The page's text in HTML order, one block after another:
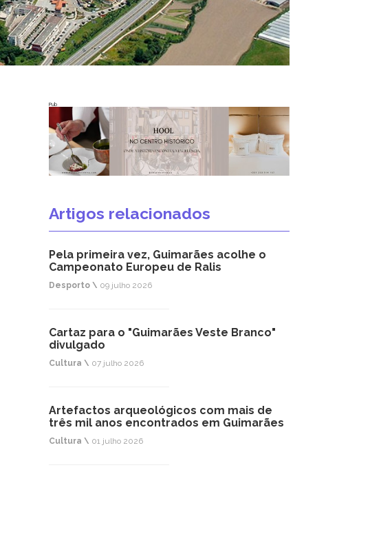
Pub
Artigos relacionados
Pela primeira vez, Guimarães acolhe o
Campeonato Europeu de Ralis
Desporto \ 09 julho 2026
Cartaz para o "Guimarães Veste Branco"
divulgado
Cultura \ 07 julho 2026
Artefactos arqueológicos com mais de
três mil anos encontrados em Guimarães
Cultura \ 01 julho 2026